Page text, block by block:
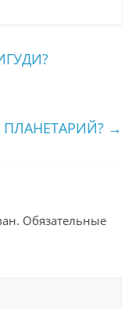
→
Обязательные